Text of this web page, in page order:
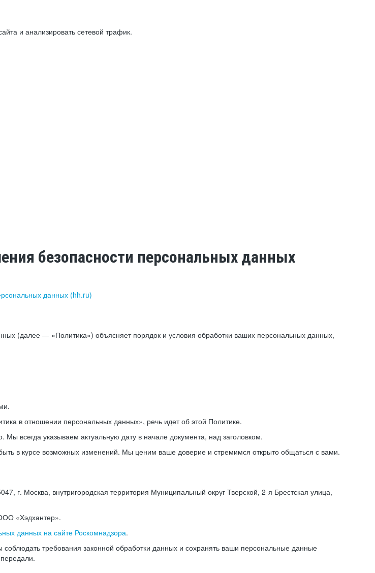
и анализировать сетевой трафик.
безопасности персональных данных
данных (hh.ru)
(далее — «Политика») объясняет порядок и условия обработки ваших персональных данных,
в отношении персональных данных», речь идет об этой Политике.
всегда указываем актуальную дату в начале документа, над заголовком.
в курсе возможных изменений. Мы ценим ваше доверие и стремимся открыто общаться с вами.
Москва, внутригородская территория Муниципальный округ Тверской, 2-я Брестская улица,
«Хэдхантер».
данных на сайте Роскомнадзора.
требования законной обработки данных и сохранять ваши персональные данные